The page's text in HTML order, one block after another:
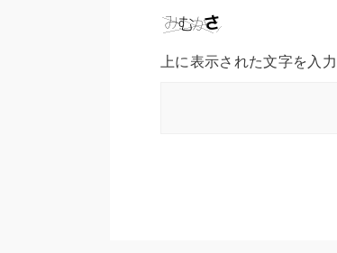
上に表示された文字を入